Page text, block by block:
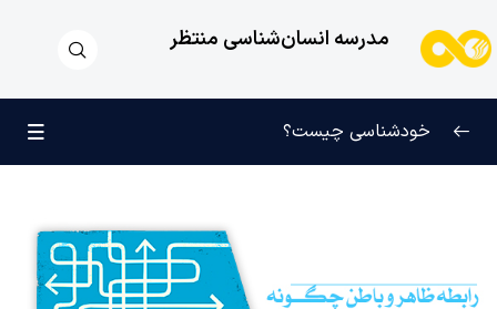
مدرسه انسان‌شناسی منتظر
0/11
کودک عزیز روان 0/6
خودشناسی چیست؟